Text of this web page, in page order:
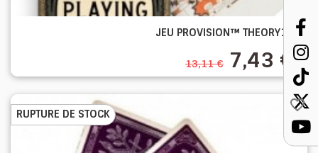
JEU PROVISION™ THEORY11
13,11 € 7,43 €
RUPTURE DE STOCK
favorite_border